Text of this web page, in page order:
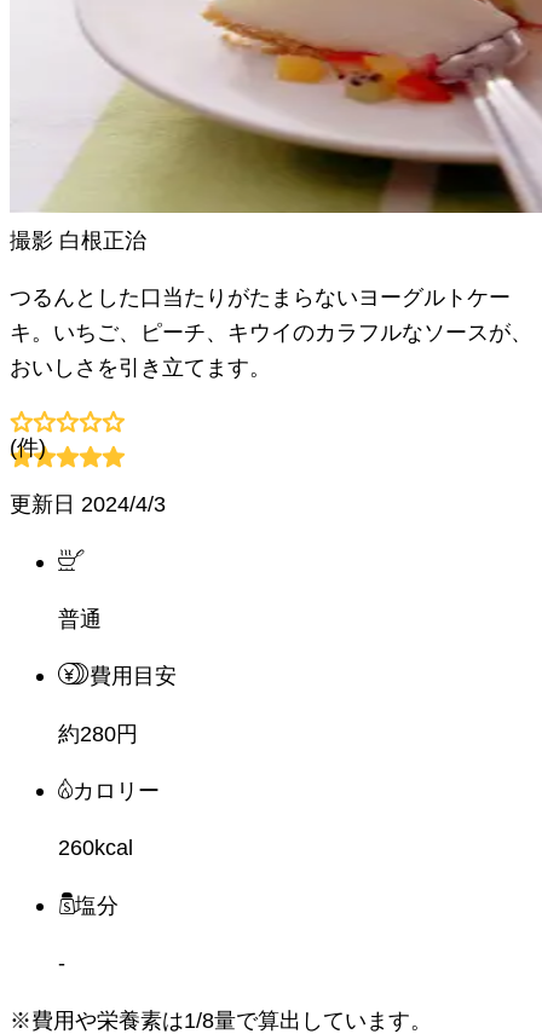
撮影 白根正治
つるんとした口当たりがたまらないヨーグルトケー
キ。いちご、ピーチ、キウイのカラフルなソースが、
おいしさを引き立てます。
(件)
更新日 2024/4/3
普通
費用目安
約280円
カロリー
260kcal
塩分
-
※費用や栄養素は1/8量で算出しています。